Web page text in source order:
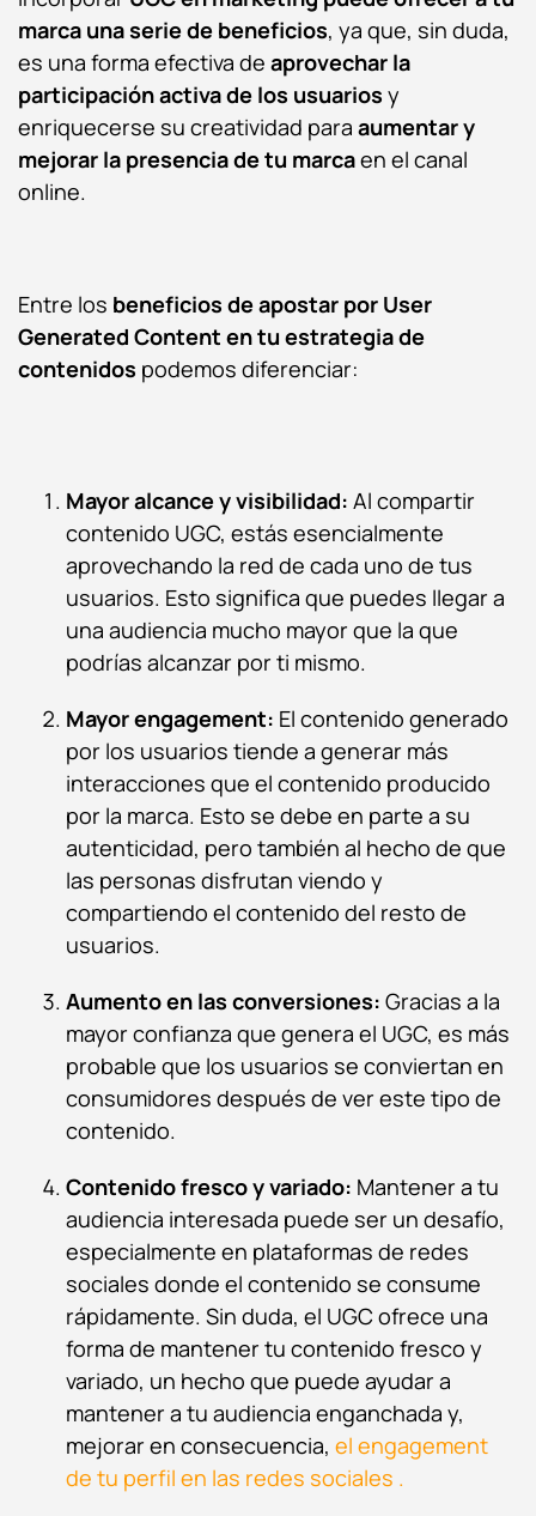
marca una serie de beneficios, ya que, sin duda,
es una forma efectiva de aprovechar la
participación activa de los usuarios y
enriquecerse su creatividad para aumentar y
mejorar la presencia de tu marcaen el canal
online.
Entre los beneficios de apostar por User
Generated Content en tu estrategia de
contenidos podemos diferenciar:
Mayor alcance y visibilidad: Al compartir
contenido UGC, estás esencialmente
aprovechando la red de cada uno de tus
usuarios. Esto significa que puedes llegar a
una audiencia mucho mayor que la que
podrías alcanzar por ti mismo.
Mayor engagement: El contenido generado
por los usuarios tiende a generar más
interacciones que el contenido producido
por la marca. Esto se debe en parte a su
autenticidad, pero también al hecho de que
las personas disfrutan viendo y
compartiendo el contenido del resto de
usuarios.
Aumento en las conversiones: Gracias a la
mayor confianza que genera el UGC, es más
probable que los usuarios se conviertan en
consumidores después de ver este tipo de
contenido.
Contenido fresco y variado: Mantener a tu
audiencia interesada puede ser un desafío,
especialmente en plataformas de redes
sociales donde el contenido se consume
rápidamente. Sin duda, el UGC ofrece una
forma de mantener tu contenido fresco y
variado, un hecho que puede ayudar a
mantener a tu audiencia enganchada y,
mejorar en consecuencia, el engagement
de tu perfil en las redes sociales .